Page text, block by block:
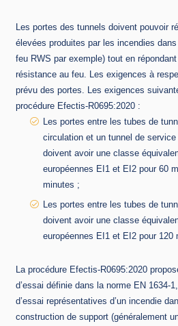
Les portes des tunnels doivent pouvoir
élevées produites par les incendies
feu RWS par exemple) tout en
résistance au feu. Les exigences à
prévu des portes. Les exigences
procédure Efectis-R0695:2020 :
Les portes entre les tubes de
circulation et un tunnel de service
doivent avoir une classe
européennes EI1 et EI2 pour 60
minutes ;
Les portes entre les tubes de
doivent avoir une classe
européennes EI1 et EI2 pour 120
La procédure Efectis-R0695:2020
d’essai définie dans la norme EN 1634-
d’essai représentatives d’un incendie
construction de support (généralement